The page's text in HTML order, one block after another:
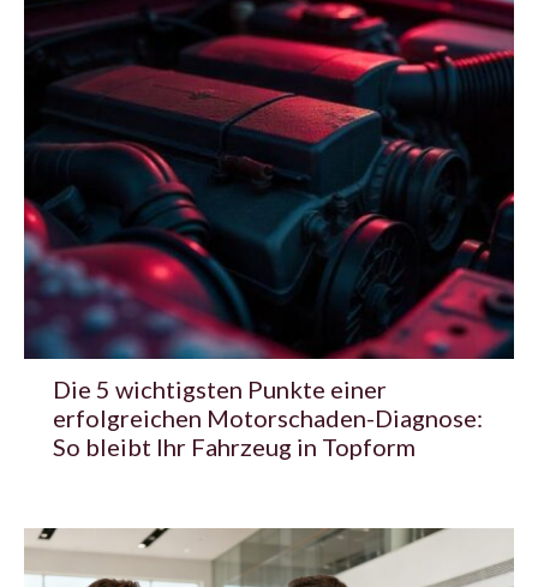
Die 5 wichtigsten Punkte einer
erfolgreichen Motorschaden-Diagnose:
So bleibt Ihr Fahrzeug in Topform